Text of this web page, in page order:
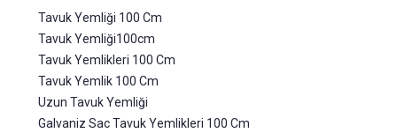
Tavuk Yemliği 100 Cm
Tavuk Yemliği100cm
Tavuk Yemlikleri 100 Cm
Tavuk Yemlik 100 Cm
Uzun Tavuk Yemliği
Galvaniz Sac Tavuk Yemlikleri 100 Cm